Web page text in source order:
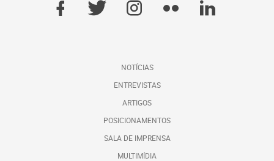
NOTÍCIAS
ENTREVISTAS
ARTIGOS
POSICIONAMENTOS
SALA DE IMPRENSA
MULTIMÍDIA